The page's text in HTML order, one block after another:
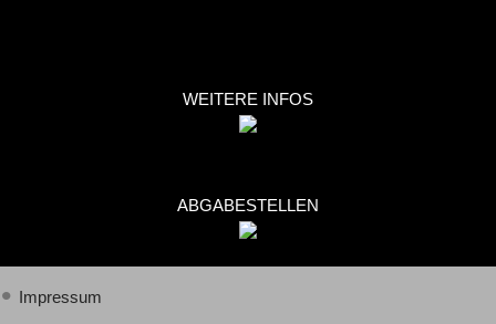
WEITERE INFOS
ABGABESTELLEN
Impressum